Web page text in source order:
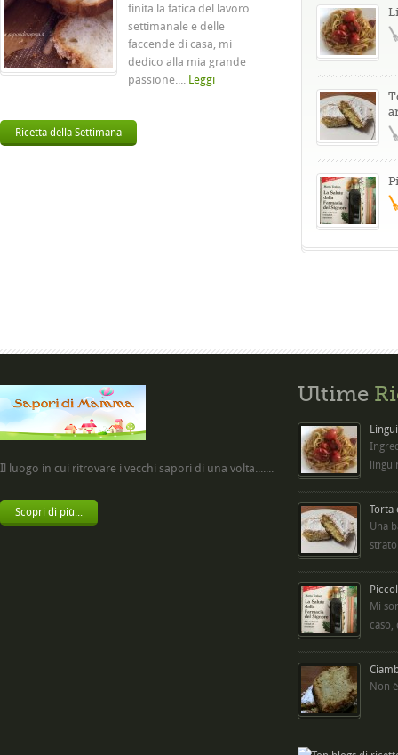
finita la fatica del lavoro
settimanale e delle
faccende di casa, mi
dedico alla mia grande
passione.... Leggi
Ricetta della Settimana
Il luogo in cui ritrovare i vecchi sapori di una volta.......
Scopri di più...
Ultime
Torta
Una
Mi
caso,
Non